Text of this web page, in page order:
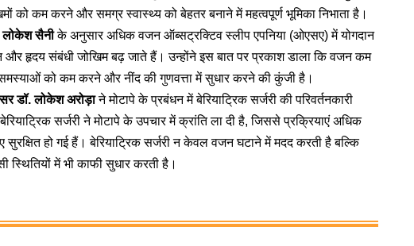
को कम करने और समग्र स्वास्थ्य को बेहतर बनाने में महत्वपूर्ण भूमिका निभाता है।
लोकेश सैनीके अनुसार अधिक वजन ऑब्सट्रक्टिव स्लीप एपनिया (ओएसए) में योगदान
हृदय संबंधी जोखिम बढ़ जाते हैं। उन्होंने इस बात पर प्रकाश डाला कि वजन कम
को कम करने और नींद की गुणवत्ता में सुधार करने की कुंजी है।
डॉ. लोकेश अरोड़ाने मोटापे के प्रबंधन में बेरियाट्रिक सर्जरी की परिवर्तनकारी
सर्जरी ने मोटापे के उपचार में क्रांति ला दी है, जिससे प्रक्रियाएं अधिक
हो गई हैं। बेरियाट्रिक सर्जरी न केवल वजन घटाने में मदद करती है बल्कि
स्थितियों में भी काफी सुधार करती है।